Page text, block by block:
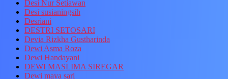
Desi Nur Setiawan
Desi susianingsih
Desriani
DESTRI SETOSARI
Devia Rizkha Gustharinda
Dewi Asma Roza
Dewi Handayani
DEWI MASLIMA SIREGAR
Dewi maya sari